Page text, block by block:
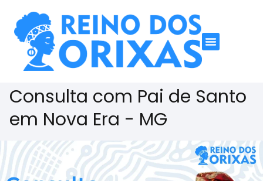
Consulta com Pai de Santo
em Nova Era - MG